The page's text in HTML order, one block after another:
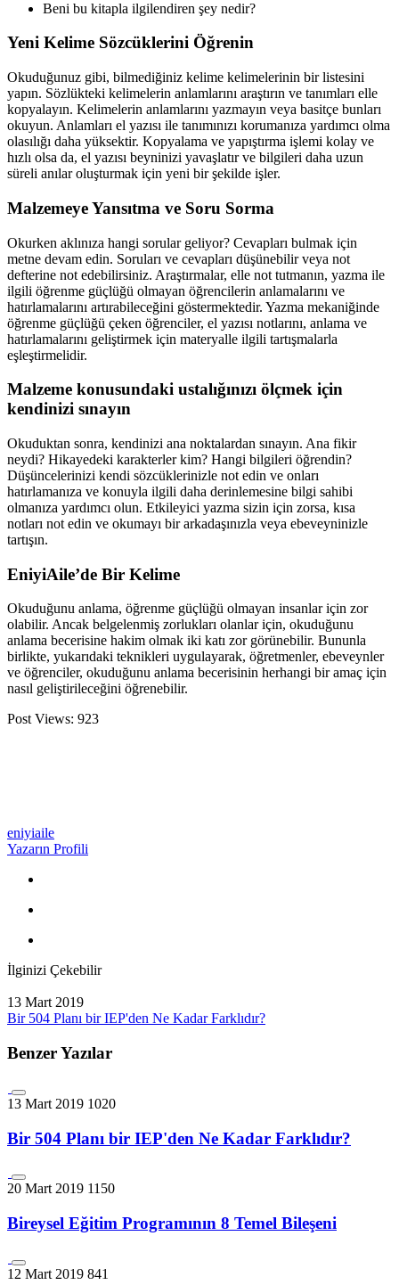
Beni bu kitapla ilgilendiren şey nedir?
Yeni Kelime Sözcüklerini Öğrenin
Okuduğunuz gibi, bilmediğiniz kelime kelimelerinin bir listesini
yapın. Sözlükteki kelimelerin anlamlarını araştırın ve tanımları elle
kopyalayın. Kelimelerin anlamlarını yazmayın veya basitçe bunları
okuyun. Anlamları el yazısı ile tanımınızı korumanıza yardımcı olma
olasılığı daha yüksektir. Kopyalama ve yapıştırma işlemi kolay ve
hızlı olsa da, el yazısı beyninizi yavaşlatır ve bilgileri daha uzun
süreli anılar oluşturmak için yeni bir şekilde işler.
Malzemeye Yansıtma ve Soru Sorma
Okurken aklınıza hangi sorular geliyor? Cevapları bulmak için
metne devam edin. Soruları ve cevapları düşünebilir veya not
defterine not edebilirsiniz. Araştırmalar, elle not tutmanın, yazma ile
ilgili öğrenme güçlüğü olmayan öğrencilerin anlamalarını ve
hatırlamalarını artırabileceğini göstermektedir. Yazma mekaniğinde
öğrenme güçlüğü çeken öğrenciler, el yazısı notlarını, anlama ve
hatırlamalarını geliştirmek için materyalle ilgili tartışmalarla
eşleştirmelidir.
Malzeme konusundaki ustalığınızı ölçmek için
kendinizi sınayın
Okuduktan sonra, kendinizi ana noktalardan sınayın. Ana fikir
neydi? Hikayedeki karakterler kim? Hangi bilgileri öğrendin?
Düşüncelerinizi kendi sözcüklerinizle not edin ve onları
hatırlamanıza ve konuyla ilgili daha derinlemesine bilgi sahibi
olmanıza yardımcı olun. Etkileyici yazma sizin için zorsa, kısa
notları not edin ve okumayı bir arkadaşınızla veya ebeveyninizle
tartışın.
EniyiAile’de Bir Kelime
Okuduğunu anlama, öğrenme güçlüğü olmayan insanlar için zor
olabilir. Ancak belgelenmiş zorlukları olanlar için, okuduğunu
anlama becerisine hakim olmak iki katı zor görünebilir. Bununla
birlikte, yukarıdaki teknikleri uygulayarak, öğretmenler, ebeveynler
ve öğrenciler, okuduğunu anlama becerisinin herhangi bir amaç için
nasıl geliştirileceğini öğrenebilir.
Post Views: 923
eniyiaile
Yazarın Profili
İlginizi Çekebilir
13 Mart 2019
Bir 504 Planı bir IEP'den Ne Kadar Farklıdır?
Benzer Yazılar
13 Mart 2019 1020
Bir 504 Planı bir IEP'den Ne Kadar Farklıdır?
20 Mart 2019 1150
Bireysel Eğitim Programının 8 Temel Bileşeni
12 Mart 2019 841